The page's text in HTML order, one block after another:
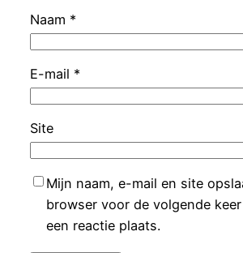
Naam *
E-mail *
Site
Mijn naam, e-mail en site
browser voor de volgende
een reactie plaats.